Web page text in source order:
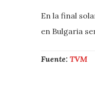
En la final
en Bulgaria
Fuente: TVM